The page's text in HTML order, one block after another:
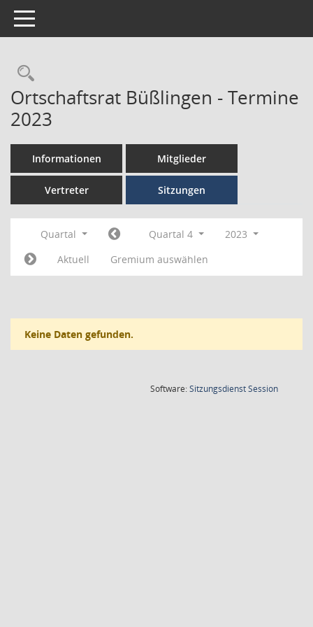
Toggle navigation
Ortschaftsrat Büßlingen - Termine
2023
Informationen Mitglieder
Vertreter Sitzungen
Quartal Quartal 4
2023
Aktuell
Gremium auswählen
Keine Daten gefunden.
Software:SitzungsdienstSession(Wird in